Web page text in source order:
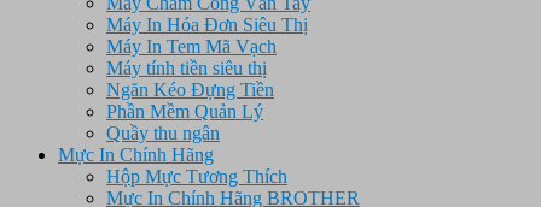
Máy In Hóa Đơn Siêu Thị
Máy In Tem Mã Vạch
Máy tính tiền siêu thị
Ngăn Kéo Đựng Tiền
Phần Mềm Quản Lý
Quầy thu ngân
Mực In Chính Hãng
Hộp Mực Tương Thích
Mực In Chính Hãng BROTHER